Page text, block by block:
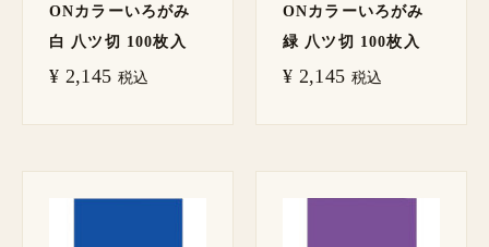
ONカラーいろがみ
白 八ツ切 100枚入
¥ 2,145 税込
ONカラーいろがみ
緑 八ツ切 100枚入
¥ 2,145 税込